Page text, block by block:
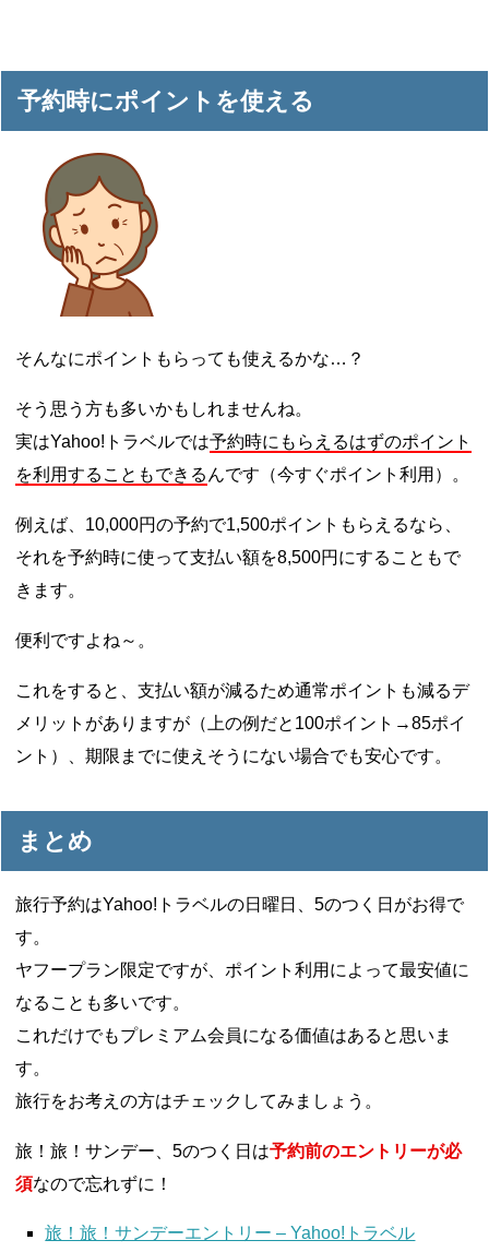
予約時にポイントを使える
そんなにポイントもらっても使えるかな…？
そう思う方も多いかもしれませんね。
実はYahoo!トラベルでは予約時にもらえるはずのポイント
を利用することもできる んです（今すぐポイント利用）。
例えば、10,000円の予約で1,500ポイントもらえるなら、
それを予約時に使って支払い額を8,500円にすることもで
きます。
便利ですよね～。
これをすると、支払い額が減るため通常ポイントも減るデ
メリットがありますが（上の例だと100ポイント→85ポイ
ント）、期限までに使えそうにない場合でも安心です。
まとめ
旅行予約はYahoo!トラベルの日曜日、5のつく日がお得で
す。
ヤフープラン限定ですが、ポイント利用によって最安値に
なることも多いです。
これだけでもプレミアム会員になる価値はあると思いま
す。
旅行をお考えの方はチェックしてみましょう。
旅！旅！サンデー、5のつく日は予約前のエントリーが必
須なので忘れずに！
旅！旅！サンデーエントリー – Yahoo!トラベル